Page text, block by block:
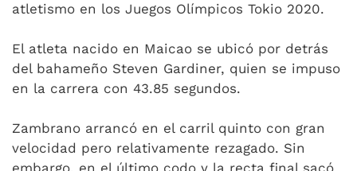
atletismo en los Juegos Olímpicos Tokio 2020.
El atleta nacido en Maicao se ubicó por detrás
del bahameño Steven Gardiner, quien se impuso
en la carrera con 43.85 segundos.
Zambrano arrancó en el carril quinto con gran
velocidad pero relativamente rezagado. Sin
embargo, en el último codo y la recta final sacó